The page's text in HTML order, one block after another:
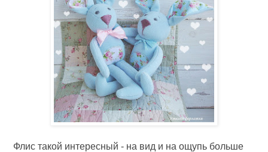
Флис такой интересный - на вид и на ощупь больше